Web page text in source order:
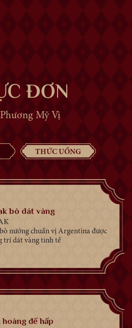
ĐƠN
Mỹ Vị
THỨC UỐNG
bò dát vàng
nướng chuẩn vị Argentina được
trí dát vàng tinh tế
hoàng đế hấp